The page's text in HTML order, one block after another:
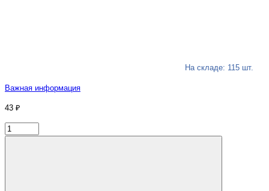
На складе: 115 шт.
Важная информация
43 ₽